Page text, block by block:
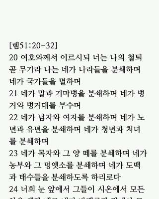
[렘51:20-32]
20 여호와께서 이르시되 너는 나의 철퇴
곧 무기라 나는 네가 나라들을 분쇄하며
네가 국가들을 멸하며
21 네가 말과 기마병을 분쇄하며 네가 병
거와 병거대를 부수며
22 네가 남자와 여자를 분쇄하며 네가 노
년과 유년을 분쇄하며 네가 청년과 처녀
를 분쇄하며
23 네가 목자와 그 양 떼를 분쇄하며 네가
농부와 그 멍엣소를 분쇄하며 네가 도백
과 태수들을 분쇄하도록 하리로다
24 너희 눈 앞에서 그들이 시온에서 모든